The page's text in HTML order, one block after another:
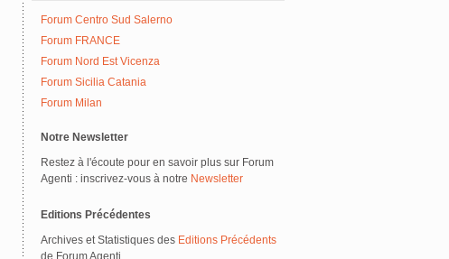
Forum Centro Sud Salerno
Forum FRANCE
Forum Nord Est Vicenza
Forum Sicilia Catania
Forum Milan
Notre Newsletter
Restez à l'écoute pour en savoir plus sur Forum
Agenti : inscrivez-vous à notre Newsletter
Editions Précédentes
Archives et Statistiques des Editions Précédents
de Forum Agenti